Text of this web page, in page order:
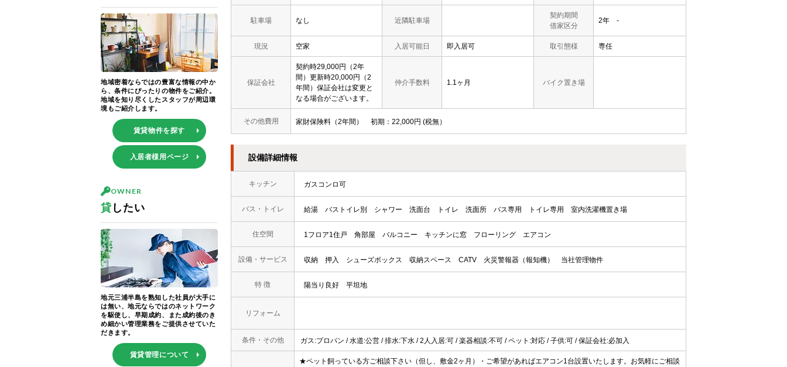
駐車場 なし 近隣駐車場
契約期間
借家区分
2年 -
現況 空家 入居可能日 即入居可 取引態様 専任
保証会社
契約時29,000円（2年
間）更新時20,000円（2
年間）保証会社は変更と
なる場合がございます。
仲介手数料 1.1ヶ月 バイク置き場
その他費用 家財保険料（2年間） 初期 22,000円 税無
設備詳細情報
キッチン ガスコンロ可
バス・トイレ 給湯 バストイレ別 シャワー 洗面台 トイレ 洗面所 バス専用 トイレ専用 室内洗濯機置き場
住空間 1フロア1住戸 角部屋 バルコニー キッチンに窓 フローリング エアコン
設備・サービス 収納 押入 シューズボックス 収納スペース CATV 火災警報器（報知機） 当社管理物件
特 徴 陽当り良好 平坦地
リフォーム
条件・その他 ガス:プロパン / 水道:公営 / 排水:下水 / 2人入居:可 / 楽器相談:不可 / ペット:対応 / 子供:可 / 保証会社:必加入
★ペット飼っている方ご相談下さい（但し、敷金2ヶ月）・ご希望があればエアコン1台設置いたします。お気軽にご相談
地域密着ならではの豊富な情報の中か
ら、条件にぴったりの物件をご紹介。
地域を知り尽くしたスタッフが周辺環
境もご紹介します。
賃貸物件を探す
入居者様用ページ
OWNER
貸 したい
地元三浦半島を熟知した社員が大手に
は無い、地元ならではのネットワーク
を駆使し、早期成約、また成約後のき
め細かい管理業務をご提供させていた
だきます。
賃貸管理について